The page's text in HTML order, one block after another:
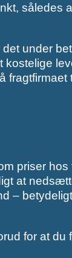
således
under
kostelige
fragtfirmaet
priser hos
at
–
for at